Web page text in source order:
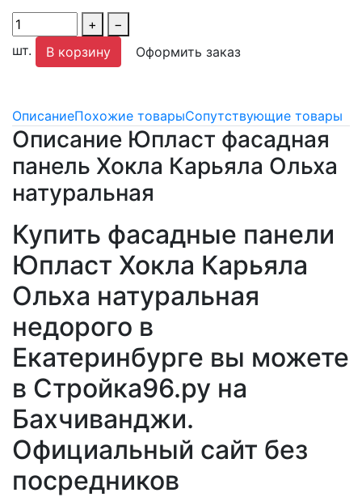
+
−
шт.
В корзину Оформить заказ
ОписаниеПохожие товарыСопутствующие товары
Описание Юпласт фасадная
панель Хокла Карьяла Ольха
натуральная
Купить фасадные панели
Юпласт Хокла Карьяла
Ольха натуральная
недорого в
Екатеринбурге вы можете
в Стройка96.ру на
Бахчиванджи.
Официальный сайт без
посредников